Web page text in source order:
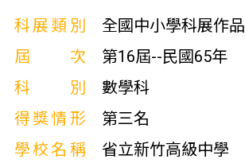
科展類別
全國中小學科展作品
屆次
第16屆--民國65年
科別
數學科
得獎情形
第三名
學校名稱
省立新竹高級中學